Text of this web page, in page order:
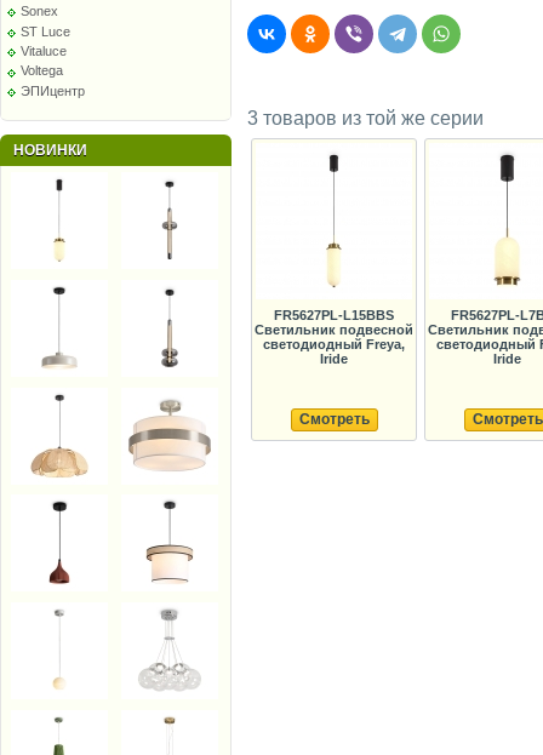
Sonex
ST Luce
Vitaluce
Voltega
ЭПИцентр
НОВИНКИ
3 товаров из той же серии
FR5627PL-L15BBS
Светильник подвесной
светодиодный Freya,
Iride
Смотреть
FR5627PL-
Светильник
светодиодный
Iride
Смотреть